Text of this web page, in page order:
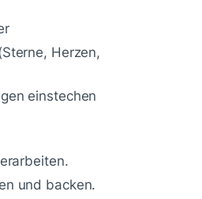
Herzen,
einstechen
und backen.